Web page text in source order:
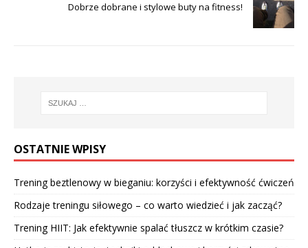
Dobrze dobrane i stylowe buty na fitness!
OSTATNIE WPISY
Trening beztlenowy w bieganiu: korzyści i efektywność ćwiczeń
Rodzaje treningu siłowego – co warto wiedzieć i jak zacząć?
Trening HIIT: Jak efektywnie spalać tłuszcz w krótkim czasie?